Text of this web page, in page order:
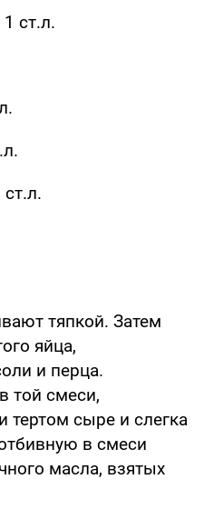
ст.л.
тяпкой. Затем
яйца,
и перца.
той смеси,
тертом сыре и слегка
в смеси
масла, взятых